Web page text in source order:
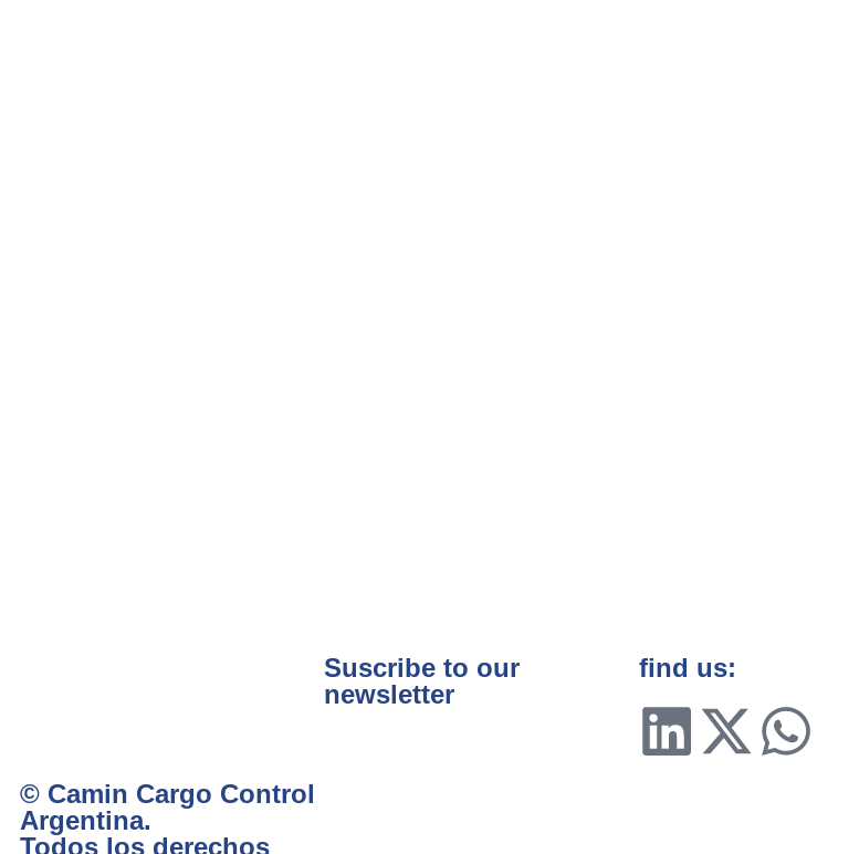
Suscribe to our
newsletter
find us:
© Camin Cargo Control
Argentina.
Todos los derechos